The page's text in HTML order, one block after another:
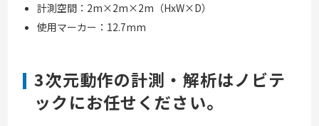
計測空間：2m×2m×2m（HxW×D）
使用マーカー：12.7mm
3次元動作の計測・解析はノビテ
ックにお任せください。